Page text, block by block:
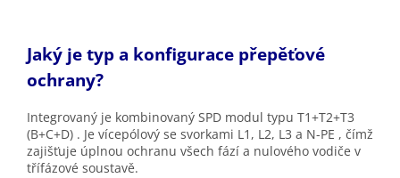
Jaký je typ a konfigurace přepěťové
ochrany?
Integrovaný je kombinovaný SPD modul typu T1+T2+T3
(B+C+D) . Je vícepólový se svorkami L1, L2, L3 a N-PE , čímž
zajišťuje úplnou ochranu všech fází a nulového vodiče v
třífázové soustavě.